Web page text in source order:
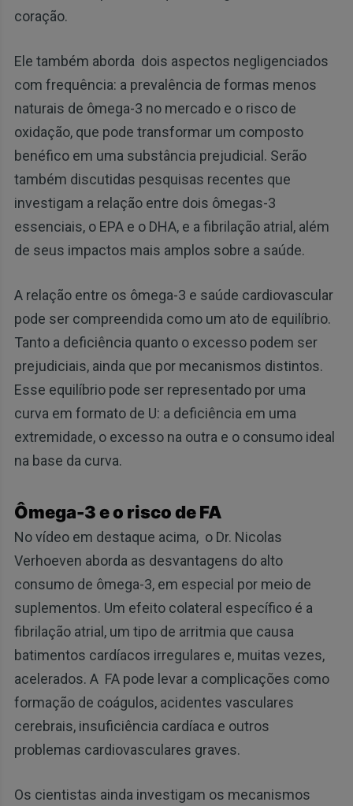
coração.
Ele também aborda dois aspectos negligenciados
com frequência: a prevalência de formas menos
naturais de ômega-3 no mercado e o risco de
oxidação, que pode transformar um composto
benéfico em uma substância prejudicial. Serão
também discutidas pesquisas recentes que
investigam a relação entre dois ômegas-3
essenciais, o EPA e o DHA, e a fibrilação atrial, além
de seus impactos mais amplos sobre a saúde.
A relação entre os ômega-3 e saúde cardiovascular
pode ser compreendida como um ato de equilíbrio.
Tanto a deficiência quanto o excesso podem ser
prejudiciais, ainda que por mecanismos distintos.
Esse equilíbrio pode ser representado por uma
curva em formato de U: a deficiência em uma
extremidade, o excesso na outra e o consumo ideal
na base da curva.
Ômega-3 e o risco de FA
No vídeo em destaque acima, o Dr. Nicolas
Verhoeven aborda as desvantagens do alto
consumo de ômega-3, em especial por meio de
suplementos. Um efeito colateral específico é a
fibrilação atrial, um tipo de arritmia que causa
batimentos cardíacos irregulares e, muitas vezes,
acelerados. A FA pode levar a complicações como
formação de coágulos, acidentes vasculares
cerebrais, insuficiência cardíaca e outros
problemas cardiovasculares graves.
Os cientistas ainda investigam os mecanismos